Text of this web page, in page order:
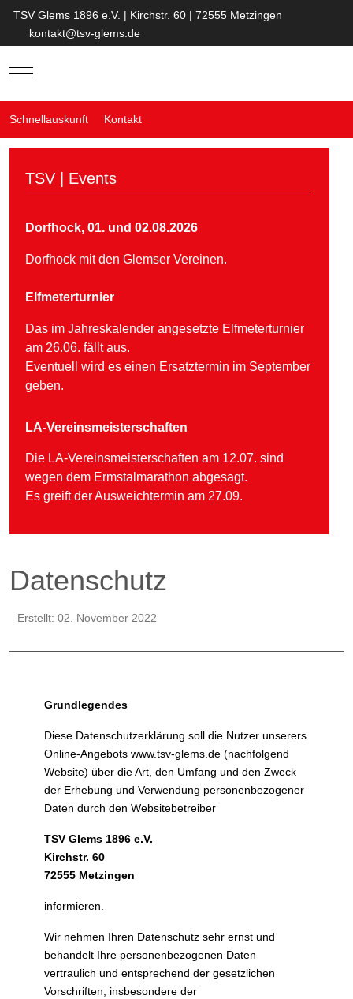
TSV Glems 1896 e.V. | Kirchstr. 60 | 72555 Metzingen
kontakt@tsv-glems.de
Mobile Menu Toggle
Schnellauskunft Kontakt
TSV | Events
Dorfhock, 01. und 02.08.2026
Dorfhock mit den Glemser Vereinen.
Elfmeterturnier
Das im Jahreskalender angesetzte Elfmeterturnier
am 26.06. fällt aus.
Eventuell wird es einen Ersatztermin im September
geben.
LA-Vereinsmeisterschaften
Die LA-Vereinsmeisterschaften am 12.07. sind
wegen dem Ermstalmarathon abgesagt.
Es greift der Ausweichtermin am 27.09.
Datenschutz
Erstellt: 02. November 2022
Grundlegendes
Diese Datenschutzerklärung soll die Nutzer unserers
Online-Angebots www.tsv-glems.de (nachfolgend
Website) über die Art, den Umfang und den Zweck
der Erhebung und Verwendung personenbezogener
Daten durch den Websitebetreiber
TSV Glems 1896 e.V.
Kirchstr. 60
72555 Metzingen
informieren.
Wir nehmen Ihren Datenschutz sehr ernst und
behandelt Ihre personenbezogenen Daten
vertraulich und entsprechend der gesetzlichen
Vorschriften, insbesondere der